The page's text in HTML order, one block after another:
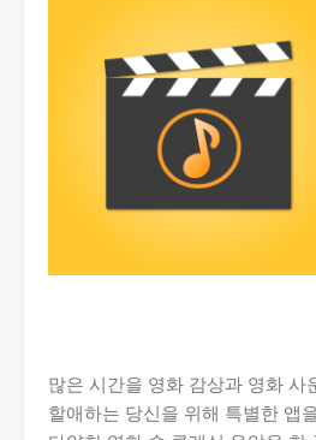
많은 시간을 영화 감상과 영화 사
할애하는 당신을 위해 특별한 앱